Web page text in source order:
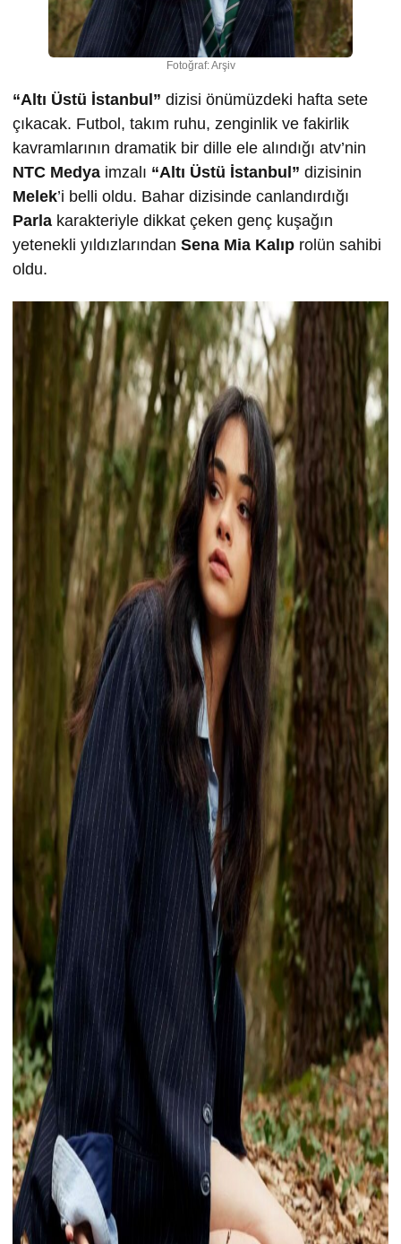
Fotoğraf: Arşiv
“Altı Üstü İstanbul” dizisi önümüzdeki hafta sete
çıkacak. Futbol, takım ruhu, zenginlik ve fakirlik
kavramlarının dramatik bir dille ele alındığı atv’nin
NTC Medya imzalı “Altı Üstü İstanbul” dizisinin
Melek’i belli oldu. Bahar dizisinde canlandırdığı
Parla karakteriyle dikkat çeken genç kuşağın
yetenekli yıldızlarından Sena Mia Kalıp rolün sahibi
oldu.